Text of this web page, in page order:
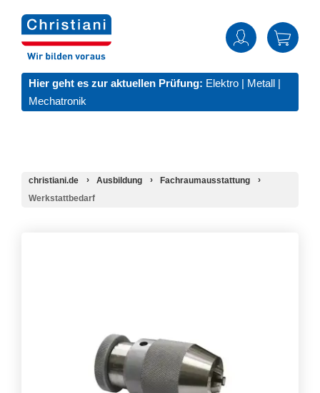
Hier geht es zur aktuellen Prüfung: Elektro | Metall |
Mechatronik
christiani.de Ausbildung
Fachraumausstattung
Werkstattbedarf